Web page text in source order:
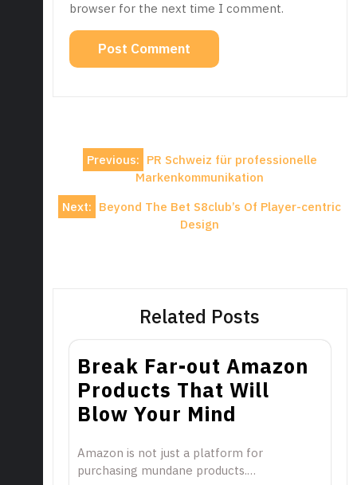
browser for the next time I comment.
Post
navigation
Previous: PR Schweiz für professionelle
Markenkommunikation
Next: Beyond The Bet S8club’s Of Player-centric
Design
Related Posts
Break Far-out Amazon
Products That Will
Blow Your Mind
Amazon is not just a platform for
purchasing mundane products.…